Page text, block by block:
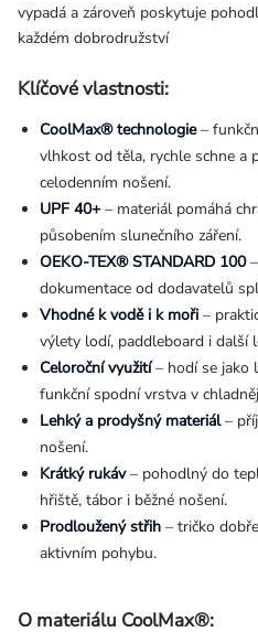
vypadá a zároveň poskytuje
každém dobrodružství
Klíčové vlastnosti:
CoolMax® technologie–
vlhkost od těla, rychle schne a
celodenním nošení.
UPF 40+– materiál pomáhá
působením slunečního záření.
OEKO-TEX® STANDARD 100
dokumentace od dodavatelů
Vhodné k vodě i k moři –
výlety lodí, paddleboard i další
Celoroční využití– hodí se jako
funkční spodní vrstva v
Lehký a prodyšný materiál–
nošení.
Krátký rukáv– pohodlný do
hřiště, tábor i běžné nošení.
Prodloužený střih – tričko
aktivním pohybu.
O materiálu CoolMax®: